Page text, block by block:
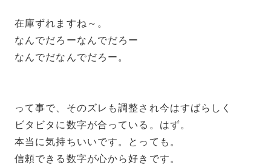
在庫ずれますね～。
なんでだろーなんでだろー
なんでだなんでだろー。
って事で、そのズレも調整され今はすばらしく
ビタビタに数字が合っている。はず。
本当に気持ちいいです。とっても。
信頼できる数字が心から好きです。